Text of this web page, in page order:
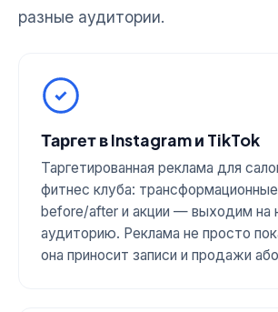
разные аудитории.
Таргет в Instagram и TikTok
Таргетированная реклама для
фитнес клуба:
before/after и акции — выходим на
аудиторию. Реклама не просто
она приносит записи и продажи